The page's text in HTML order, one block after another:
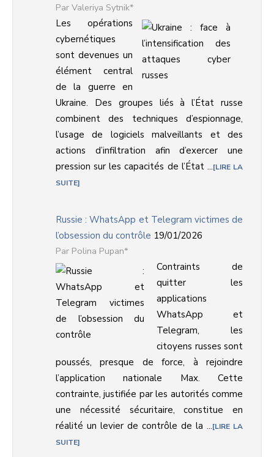
Valeriya Sytnik*
Les opérations
cybernétiques
sont devenues un
élément central
de la guerre en
Ukraine. Des groupes liés à l’État russe
combinent des techniques d’espionnage,
l’usage de logiciels malveillants et des
actions d’infiltration afin d’exercer une
pression sur les capacités de l’État ... LIRE LA
SUITE
Russie : WhatsApp et Telegram victimes de
l’obsession du contrôle 19/01/2026
Polina Pupan*
Contraints de
quitter les
applications
WhatsApp et
Telegram, les
citoyens russes sont
poussés, presque de force, à rejoindre
l’application nationale Max. Cette
contrainte, justifiée par les autorités comme
une nécessité sécuritaire, constitue en
réalité un levier de contrôle de la ... LIRE LA
SUITE